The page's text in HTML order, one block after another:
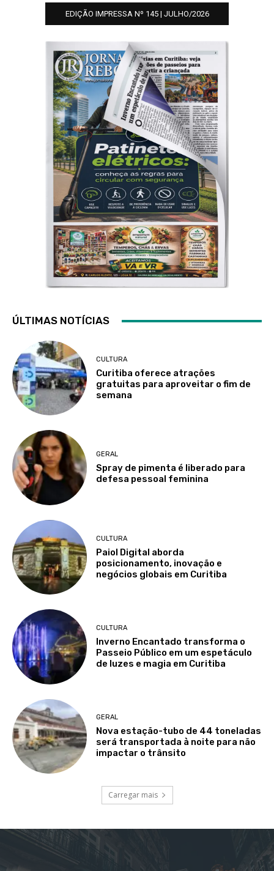
EDIÇÃO IMPRESSA Nº 145 | JULHO/2026
ÚLTIMAS NOTÍCIAS
CULTURA
Curitiba oferece atrações
gratuitas para aproveitar o fim de
semana
GERAL
Spray de pimenta é liberado para
defesa pessoal feminina
CULTURA
Paiol Digital aborda
posicionamento, inovação e
negócios globais em Curitiba
CULTURA
Inverno Encantado transforma o
Passeio Público em um espetáculo
de luzes e magia em Curitiba
GERAL
Nova estação-tubo de 44 toneladas
será transportada à noite para não
impactar o trânsito
Carregar mais